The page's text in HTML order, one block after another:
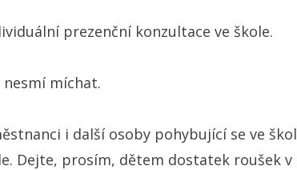
prezenční konzultace ve škole.
míchat.
i další osoby pohybující se ve
Dejte, prosím, dětem dostatek roušek